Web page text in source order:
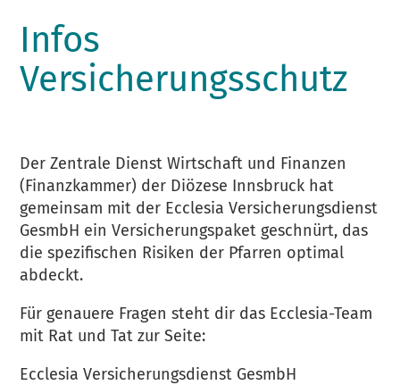
Infos
Versicherungsschutz
Der Zentrale Dienst Wirtschaft und Finanzen
(Finanzkammer) der Diözese Innsbruck hat
gemeinsam mit der Ecclesia Versicherungsdienst
GesmbH ein Versicherungspaket geschnürt, das
die spezifischen Risiken der Pfarren optimal
abdeckt.
Für genauere Fragen steht dir das Ecclesia-Team
mit Rat und Tat zur Seite:
Ecclesia Versicherungsdienst GesmbH